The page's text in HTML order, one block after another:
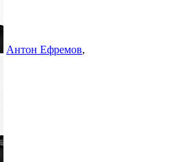
Антон Ефремов,